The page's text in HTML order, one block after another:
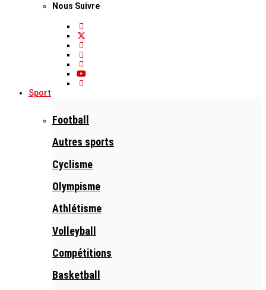
Nous Suivre
Sport
Football
Autres sports
Cyclisme
Olympisme
Athlétisme
Volleyball
Compétitions
Basketball